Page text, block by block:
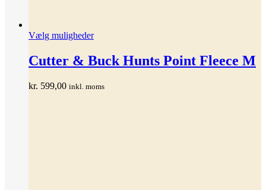
Vælg mulighederDette
har
flere
Mulighederne
Cutter & Buck Hunts Point Fleece M
kr. 599,00 inkl. moms